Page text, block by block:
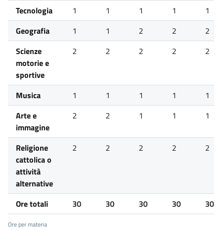
Ore per materia
Tecnologia 1 1 1 1
1
Geografia
1 1 2 2
2
Scienze
motorie e
sportive
2 2 2 2 2
Musica 1 1 1 1
1
Arte e
immagine
2 2 1 1 1
Religione
cattolica o
attività
alternative
2 2 2 2 2
Ore totali 30 30 30 30 30